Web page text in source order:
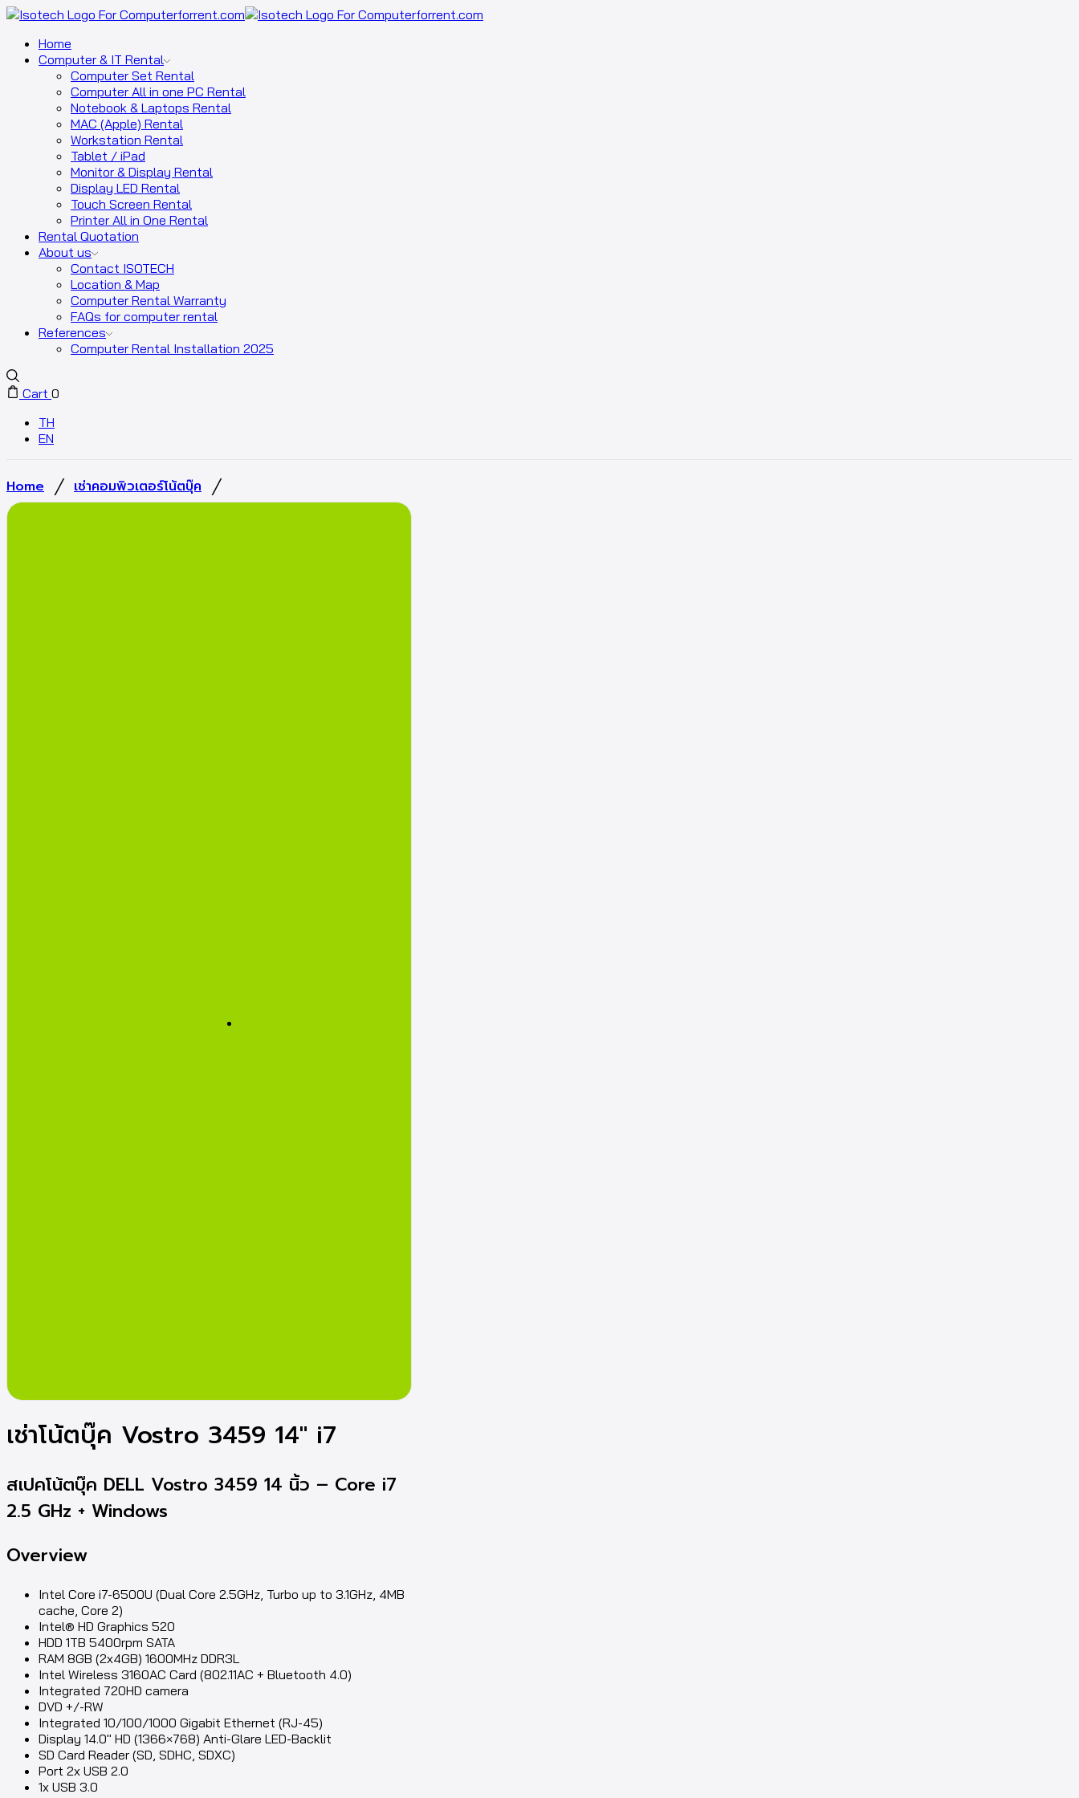
Home
Computer & IT Rental
Computer Set Rental
Computer All in one PC Rental
Notebook & Laptops Rental
MAC (Apple) Rental
Workstation Rental
Tablet / iPad
Monitor & Display Rental
Display LED Rental
Touch Screen Rental
Printer All in One Rental
Rental Quotation
About us
Contact ISOTECH
Location & Map
Computer Rental Warranty
FAQs for computer rental
References
Computer Rental Installation 2025
Cart 0
TH
EN
Home / เช่าคอมพิวเตอร์โน้ตบุ๊ค /
เช่าโน้ตบุ๊ค Vostro 3459 14″ i7
สเปคโน้ตบุ๊ค DELL Vostro 3459 14 นิ้ว – Core i7
2.5 GHz + Windows
Overview
Intel Core i7-6500U (Dual Core 2.5GHz, Turbo up to 3.1GHz, 4MB
cache, Core 2)
Intel® HD Graphics 520
HDD 1TB 5400rpm SATA
RAM 8GB (2x4GB) 1600MHz DDR3L
Intel Wireless 3160AC Card (802.11AC + Bluetooth 4.0)
Integrated 720HD camera
DVD +/-RW
Integrated 10/100/1000 Gigabit Ethernet (RJ-45)
Display 14.0″ HD (1366×768) Anti-Glare LED-Backlit
SD Card Reader (SD, SDHC, SDXC)
Port 2x USB 2.0
1x USB 3.0